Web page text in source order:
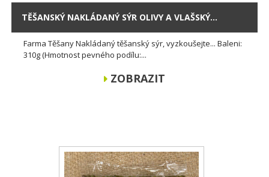
TĚŠANSKÝ NAKLÁDANÝ SÝR OLIVY A VLAŠSKÝ...
Farma Těšany Nakládaný těšanský sýr, vyzkoušejte... Baleni:
310g (Hmotnost pevného podílu:...
ZOBRAZIT